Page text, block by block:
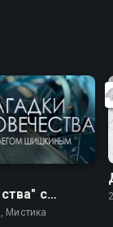
с
Мистика